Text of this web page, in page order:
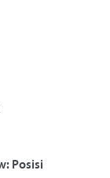
Posisi